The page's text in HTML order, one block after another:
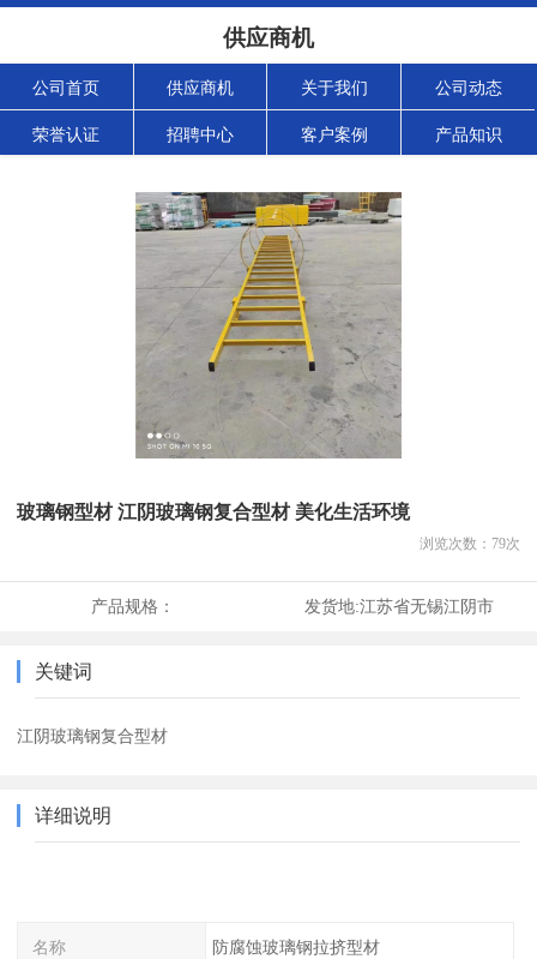
供应商机
公司首页 供应商机 关于我们 公司动态
荣誉认证 招聘中心 客户案例 产品知识
玻璃钢型材 江阴玻璃钢复合型材 美化生活环境
浏览次数： 79次
产品规格： 发货地:江苏省无锡江阴市
关键词
江阴玻璃钢复合型材
详细说明
名称 防腐蚀玻璃钢拉挤型材